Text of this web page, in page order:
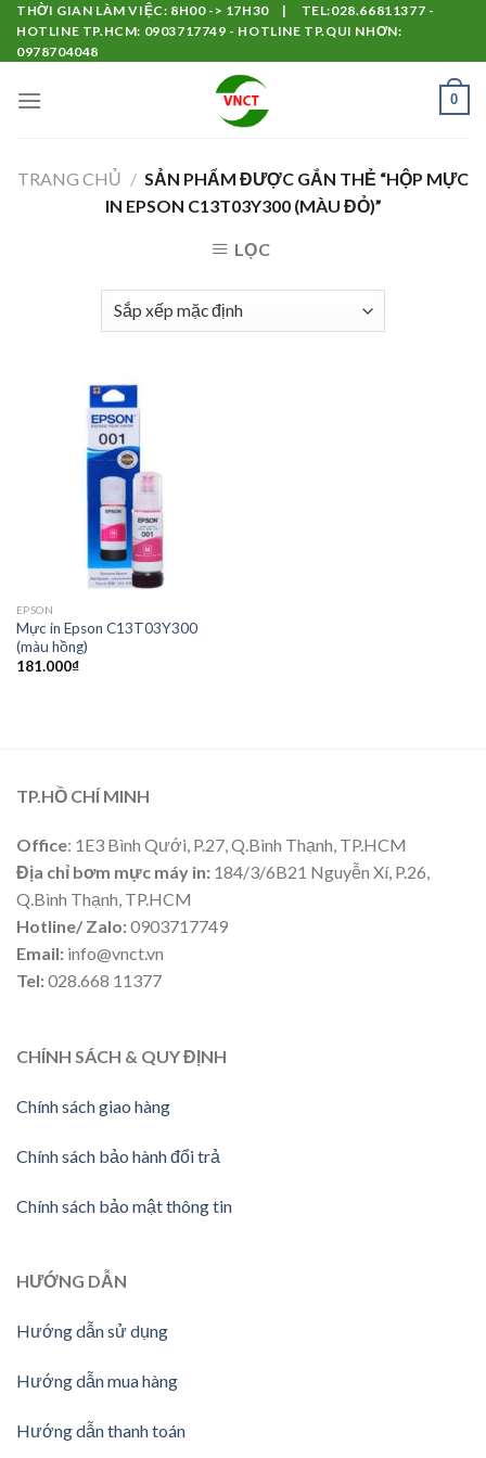
Skip
content
THỜI GIAN LÀM VIỆC: 8H00 -> 17H30 | TEL:028.66811377 -
HOTLINE TP.HCM: 0903717749 - HOTLINE TP.QUI NHƠN:
0978704048
0
TRANG CHỦ / SẢN PHẨM ĐƯỢC GẮN THẺ “HỘP MỰC
IN EPSON C13T03Y300 (MÀU ĐỎ)”
LỌC
EPSON
Mực in Epson C13T03Y300
(màu hồng)
181.000₫
TP.HỒ CHÍ MINH
Office: 1E3 Bình Qưới, P.27, Q.Bình Thạnh, TP.HCM
Địa chỉ bơm mực máy in: 184/3/6B21 Nguyễn Xí, P.26,
Q.Bình Thạnh, TP.HCM
Hotline/ Zalo:0903717749
Email: info@vnct.vn
Tel:028.668 11377
CHÍNH SÁCH & QUY ĐỊNH
Chính sách giao hàng
Chính sách bảo hành đổi trả
Chính sách bảo mật thông tin
HƯỚNG DẪN
Hướng dẫn sử dụng
Hướng dẫn mua hàng
Hướng dẫn thanh toán